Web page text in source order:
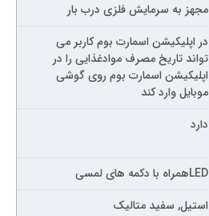
مجهز به سرمایش فلزی درب بار
در اپلیکیشن اسمارت بوم کاربر می
تواند تاریخ مصرف موادغذایی را در
اپلیکیشن اسمارت بوم روی گوشی
موبایل وارد کند
دارد
LEDهمراه با دکمه های لمسی
استیل, سفید متالیک